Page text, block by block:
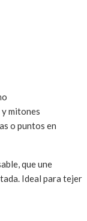
mitones
o puntos en
que une
Ideal para tejer